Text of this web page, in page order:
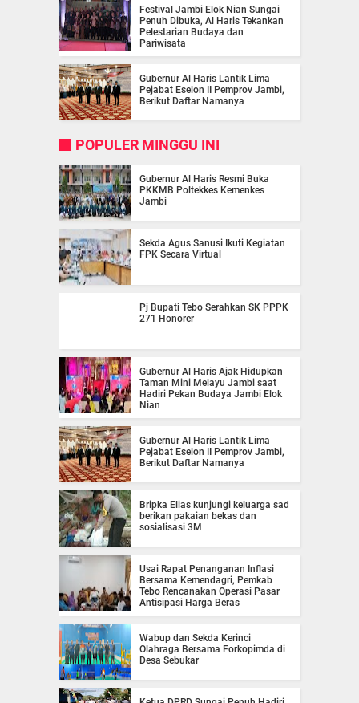
Festival Jambi Elok Nian Sungai
Penuh Dibuka, Al Haris Tekankan
Pelestarian Budaya dan
Pariwisata
Gubernur Al Haris Lantik Lima
Pejabat Eselon II Pemprov Jambi,
Berikut Daftar Namanya
POPULER MINGGU INI
Gubernur Al Haris Resmi Buka
PKKMB Poltekkes Kemenkes
Jambi
Sekda Agus Sanusi Ikuti Kegiatan
FPK Secara Virtual
Pj Bupati Tebo Serahkan SK PPPK
271 Honorer
Gubernur Al Haris Ajak Hidupkan
Taman Mini Melayu Jambi saat
Hadiri Pekan Budaya Jambi Elok
Nian
Gubernur Al Haris Lantik Lima
Pejabat Eselon II Pemprov Jambi,
Berikut Daftar Namanya
Bripka Elias kunjungi keluarga sad
berikan pakaian bekas dan
sosialisasi 3M
Usai Rapat Penanganan Inflasi
Bersama Kemendagri, Pemkab
Tebo Rencanakan Operasi Pasar
Antisipasi Harga Beras
Wabup dan Sekda Kerinci
Olahraga Bersama Forkopimda di
Desa Sebukar